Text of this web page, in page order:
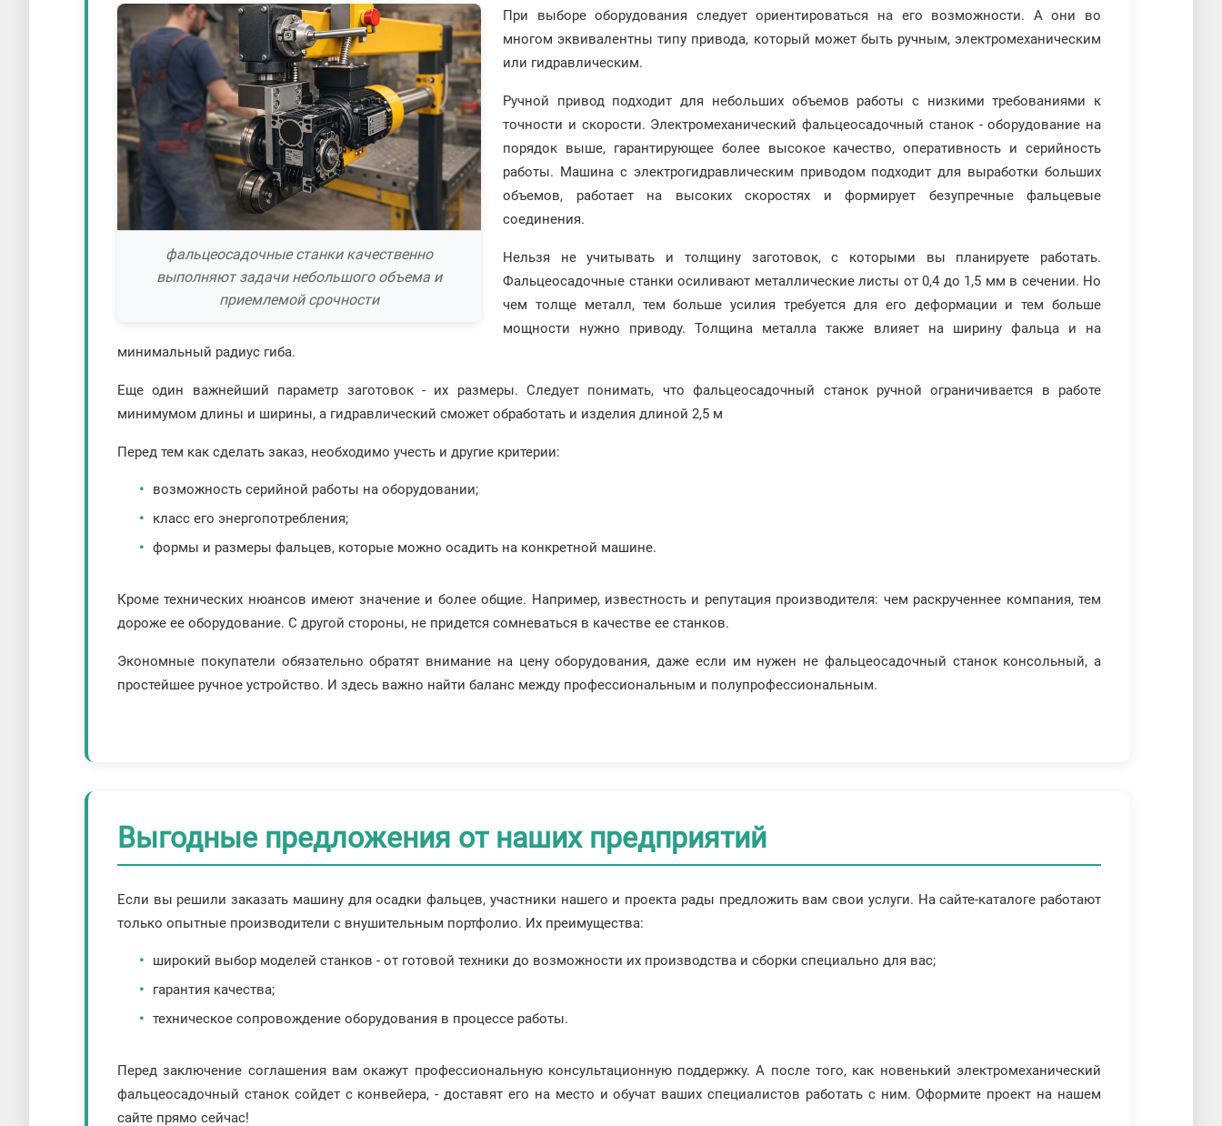
фальцеосадочные станки качественно
выполняют задачи небольшого объема и
приемлемой срочности
При выборе оборудования следует ориентироваться на его возможности. А они во
многом эквивалентны типу привода, который может быть ручным, электромеханическим
или гидравлическим.
Ручной привод подходит для небольших объемов работы с низкими требованиями к
точности и скорости. Электромеханический фальцеосадочный станок - оборудование на
порядок выше, гарантирующее более высокое качество, оперативность и серийность
работы. Машина с электрогидравлическим приводом подходит для выработки больших
объемов, работает на высоких скоростях и формирует безупречные фальцевые
соединения.
Нельзя не учитывать и толщину заготовок, с которыми вы планируете работать.
Фальцеосадочные станки осиливают металлические листы от 0,4 до 1,5 мм в сечении. Но
чем толще металл, тем больше усилия требуется для его деформации и тем больше
мощности нужно приводу. Толщина металла также влияет на ширину фальца и на
минимальный радиус гиба.
Еще один важнейший параметр заготовок - их размеры. Следует понимать, что фальцеосадочный станок ручной ограничивается в работе
минимумом длины и ширины, а гидравлический сможет обработать и изделия длиной 2,5 м
Перед тем как сделать заказ, необходимо учесть и другие критерии:
возможность серийной работы на оборудовании;
класс его энергопотребления;
формы и размеры фальцев, которые можно осадить на конкретной машине.
Кроме технических нюансов имеют значение и более общие. Например, известность и репутация производителя: чем раскрученнее компания, тем
дороже ее оборудование. С другой стороны, не придется сомневаться в качестве ее станков.
Экономные покупатели обязательно обратят внимание на цену оборудования, даже если им нужен не фальцеосадочный станок консольный, а
простейшее ручное устройство. И здесь важно найти баланс между профессиональным и полупрофессиональным.
Выгодные предложения от наших предприятий
Если вы решили заказать машину для осадки фальцев, участники нашего и проекта рады предложить вам свои услуги. На сайте-каталоге работают
только опытные производители с внушительным портфолио. Их преимущества:
широкий выбор моделей станков - от готовой техники до возможности их производства и сборки специально для вас;
гарантия качества;
техническое сопровождение оборудования в процессе работы.
Перед заключение соглашения вам окажут профессиональную консультационную поддержку. А после того, как новенький электромеханический
фальцеосадочный станок сойдет с конвейера, - доставят его на место и обучат ваших специалистов работать с ним. Оформите проект на нашем
сайте прямо сейчас!